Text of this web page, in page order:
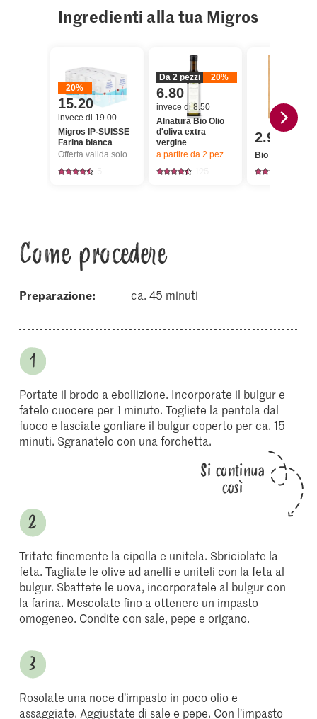
Ingredienti alla tua Migros
20%
15.20
invece di 19.00
Migros IP-SUISSE
Farina bianca
Offerta valida solo dal 6.8 al 12.8.2026, fino a esaurimento dello stock.
Da 2 pezzi 20%
6.80
invece di 8.50
Alnatura Bio Olio
d'oliva extra
vergine
a partire da 2 pezzi, Offerta valida solo
2.95
Bio Feta
Come procedere
Preparazione: ca. 45 minuti
Portate il brodo a ebollizione. Incorporate il bulgur e
fatelo cuocere per 1 minuto. Togliete la pentola dal
fuoco e lasciate gonfiare il bulgur coperto per ca. 15
minuti. Sgranatelo con una forchetta.
Si continua
così
Tritate finemente la cipolla e unitela. Sbriciolate la
feta. Tagliate le olive ad anelli e uniteli con la feta al
bulgur. Sbattete le uova, incorporatele al bulgur con
la farina. Mescolate fino a ottenere un impasto
omogeneo. Condite con sale, pepe e origano.
Rosolate una noce d’impasto in poco olio e
assaggiate. Aggiustate di sale e pepe. Con l’impasto